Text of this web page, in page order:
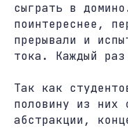
сыграть в
поинтереснее,
прерывали и
тока. Каждый
Так как
половину из них
абстракции,